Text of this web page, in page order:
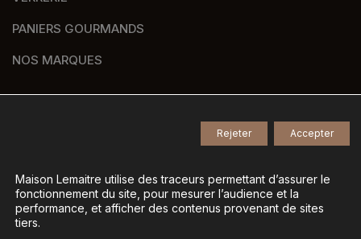
PANIERS GOURMANDS
NOS MARQUES
Tous droits réservés -
Mentions légales-
Gestion des données personnelles-
Gérer mes cookies
Maison Lemaitre utilise des traceurs permettant d’assurer le
fonctionnement du site, pour mesurer l’audience et la
performance, et afficher des contenus provenant de sites
tiers.
Accepter
Rejeter